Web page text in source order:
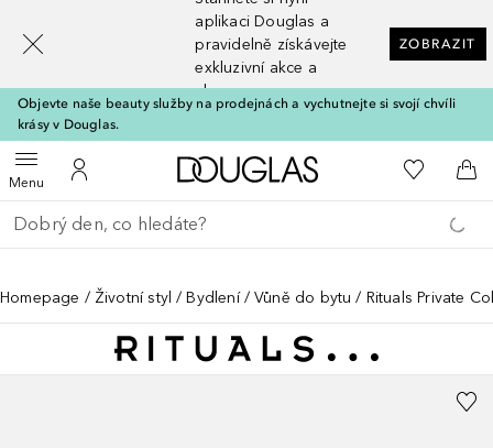
aplikaci Douglas a
pravidelně získávejte
exkluzivní akce a
slevy
ZOBRAZIT
Objevte naše beauty služby na prodejnách a vychutnejte si svojí chvíli
krásy v Douglas.
MenuOtevřít menuK mému účtu
Domů K mému
Do
Vraťte se
Proveďte vyhledávání
Homepage Životní styl Bydlení Vůně do bytu Rituals Private
[navigation.slideout.screenreader]